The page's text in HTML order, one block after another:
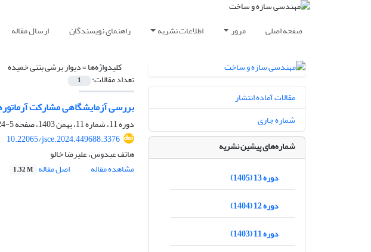
صفحه اصلی مرور اطلاعات نشریه راهنمای نویسندگان ارسال مقاله
کلیدواژه‌ها =دیوار برشی بتنی خمیده
تعداد مقالات: 1
بررسی آزمایشگاهی مشارکت
دوره 11، شماره 11، بهمن 1403، صفحه
5-24
10.22065/jsce.2024.449688.3376
هاتف عبدوس، علیرضا خالو
مشاهده مقاله
اصل مقاله 1.32 M
مقالات آماده انتشار
شماره جاری
شماره‌های پیشین نشریه
دوره 13 (1405)
دوره 12 (1404)
دوره 11 (1403)